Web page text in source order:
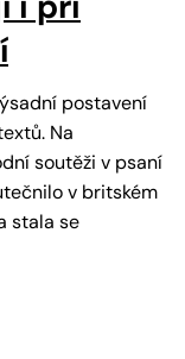
postavení
Na
soutěži v psaní
v britském
stala se